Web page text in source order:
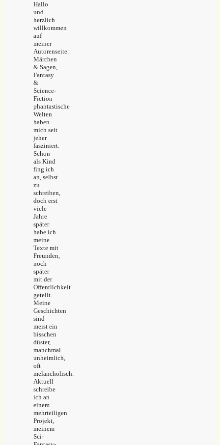
Hallo
und
herzlich
willkommen
auf
meiner
Autorenseite.
Märchen
& Sagen,
Fantasy
&
Science-
Fiction -
phantastische
Welten
haben
mich seit
jeher
fasziniert.
Schon
als Kind
fing ich
an, selbst
zu
schreiben,
doch erst
viele
Jahre
später
habe ich
meine
Texte mit
Freunden,
noch
später
mit der
Öffentlichkeit
geteilt.
Meine
Geschichten
sind
meist ein
bisschen
düster,
manchmal
unheimlich,
oft
melancholisch.
Aktuell
schreibe
ich an
einem
mehrteiligen
Projekt,
meinem
Sci-